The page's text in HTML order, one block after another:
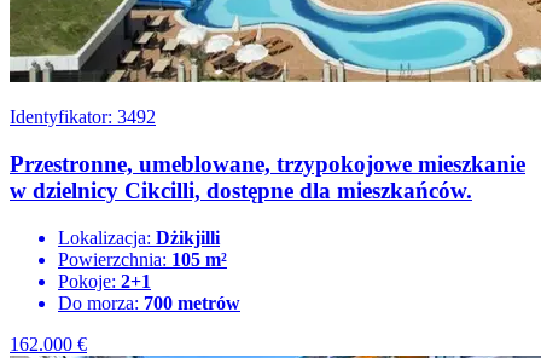
Identyfikator: 3492
Przestronne, umeblowane, trzypokojowe mieszkanie
w dzielnicy Cikcilli, dostępne dla mieszkańców.
Lokalizacja: Dżikjilli
Powierzchnia: 105 m²
Pokoje: 2+1
Do morza: 700 metrów
162.000 €